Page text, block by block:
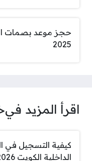
حجز موعد بصمات
2025
اقرأ المزيد في
كيفية التسجيل في
الداخلية الكويت 2026